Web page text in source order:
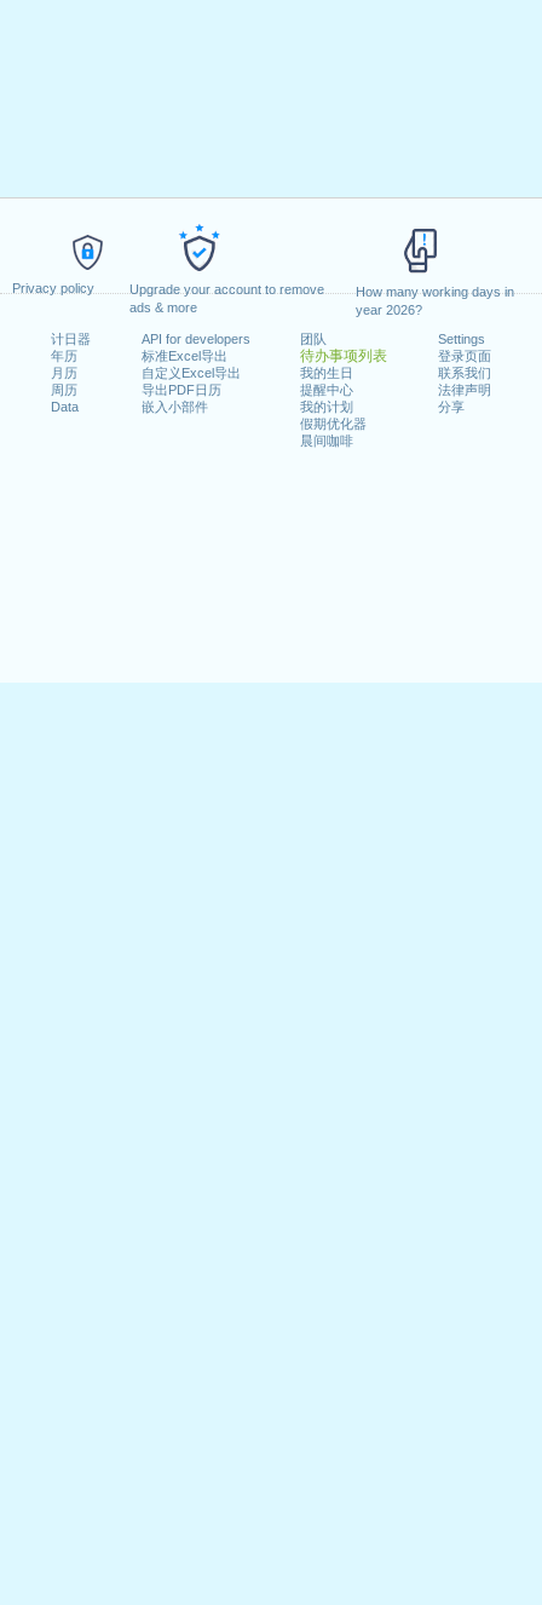
Privacy policy
Upgrade your account to remove
ads & more
How many working days in
year 2026?
计日器
年历
月历
周历
Data
API for developers
标准Excel导出
自定义Excel导出
导出PDF日历
嵌入小部件
团队
待办事项列表
我的生日
提醒中心
我的计划
假期优化器
晨间咖啡
Settings
登录页面
联系我们
法律声明
分享